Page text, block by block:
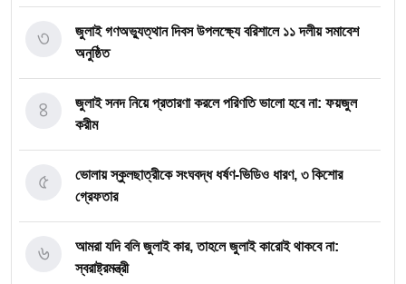
জুলাই গণঅভ্যুত্থান দিবস উপলক্ষ্যে বরিশালে ১১ দলীয় সমাবেশ
অনুষ্ঠিত
৩
জুলাই সনদ নিয়ে প্রতারণা করলে পরিণতি ভালো হবে না: ফয়জুল
করীম
৪
ভোলায় স্কুলছাত্রীকে সংঘবদ্ধ ধর্ষণ-ভিডিও ধারণ, ৩ কিশোর
গ্রেফতার
৫
আমরা যদি বলি জুলাই কার, তাহলে জুলাই কারোই থাকবে না:
স্বরাষ্ট্রমন্ত্রী
৬